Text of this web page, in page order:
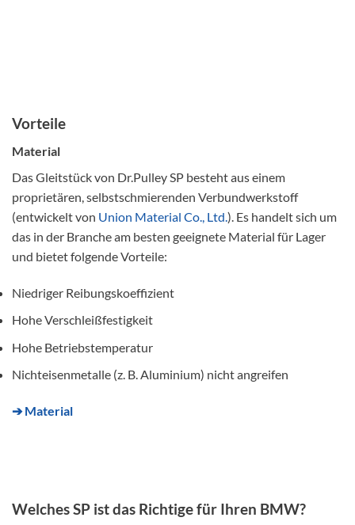
Vorteile
Material
Das Gleitstück von Dr.Pulley SP besteht aus einem
proprietären, selbstschmierenden Verbundwerkstoff
(entwickelt von Union Material Co., Ltd. ). Es handelt sich um
das in der Branche am besten geeignete Material für Lager
und bietet folgende Vorteile:
Niedriger Reibungskoeffizient
Hohe Verschleißfestigkeit
Hohe Betriebstemperatur
Nichteisenmetalle (z. B. Aluminium) nicht angreifen
➔ Material
Welches SP ist das Richtige für Ihren BMW?